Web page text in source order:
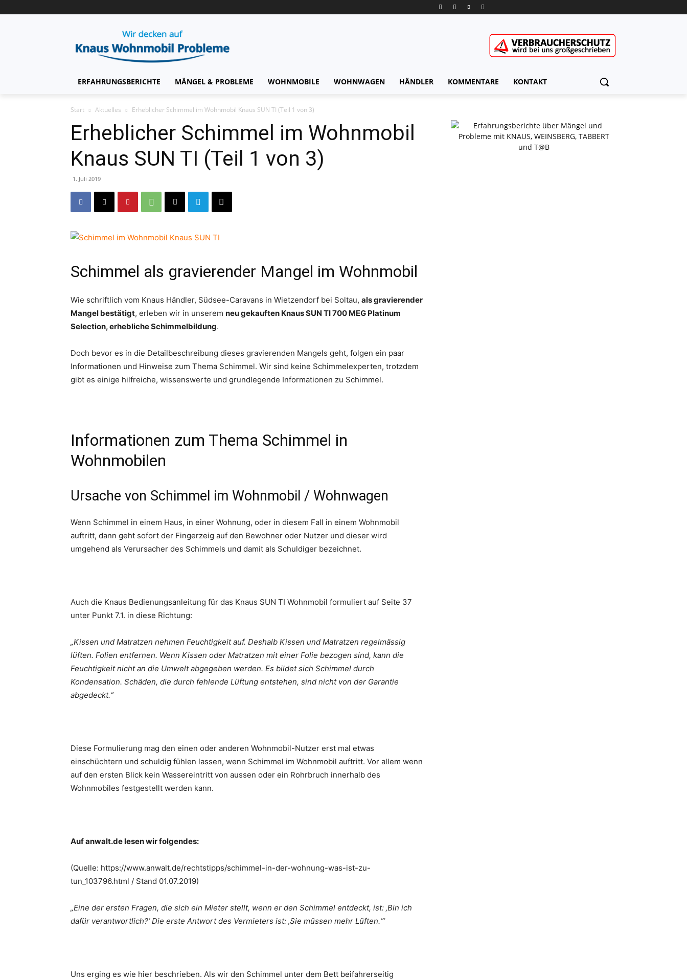
ERFAHRUNGSBERICHTE MÄNGEL & PROBLEME WOHNMOBILE WOHNWAGEN HÄNDLER KOMMENTARE KONTAKT
Start Aktuelles Erheblicher Schimmel im Wohnmobil Knaus SUN TI (Teil 1 von 3)
Erheblicher Schimmel im Wohnmobil
Knaus SUN TI (Teil 1 von 3)
1. Juli 2019
Schimmel als gravierender Mangel im Wohnmobil
Wie schriftlich vom Knaus Händler, Südsee-Caravans in Wietzendorf bei Soltau, als gravierender
Mangel bestätigt, erleben wir in unserem neu gekauften Knaus SUN TI 700 MEG Platinum
Selection, erhebliche Schimmelbildung.
Doch bevor es in die Detailbeschreibung dieses gravierenden Mangels geht, folgen ein paar
Informationen und Hinweise zum Thema Schimmel. Wir sind keine Schimmelexperten, trotzdem
gibt es einige hilfreiche, wissenswerte und grundlegende Informationen zu Schimmel.
Informationen zum Thema Schimmel in
Wohnmobilen
Ursache von Schimmel im Wohnmobil / Wohnwagen
Wenn Schimmel in einem Haus, in einer Wohnung, oder in diesem Fall in einem Wohnmobil
auftritt, dann geht sofort der Fingerzeig auf den Bewohner oder Nutzer und dieser wird
umgehend als Verursacher des Schimmels und damit als Schuldiger bezeichnet.
Auch die Knaus Bedienungsanleitung für das Knaus SUN TI Wohnmobil formuliert auf Seite 37
unter Punkt 7.1. in diese Richtung:
„Kissen und Matratzen nehmen Feuchtigkeit auf. Deshalb Kissen und Matratzen regelmässig
lüften. Folien entfernen. Wenn Kissen oder Matratzen mit einer Folie bezogen sind, kann die
Feuchtigkeit nicht an die Umwelt abgegeben werden. Es bildet sich Schimmel durch
Kondensation. Schäden, die durch fehlende Lüftung entstehen, sind nicht von der Garantie
abgedeckt.“
Diese Formulierung mag den einen oder anderen Wohnmobil-Nutzer erst mal etwas
einschüchtern und schuldig fühlen lassen, wenn Schimmel im Wohnmobil auftritt. Vor allem wenn
auf den ersten Blick kein Wassereintritt von aussen oder ein Rohrbruch innerhalb des
Wohnmobiles festgestellt werden kann.
Auf anwalt.de lesen wir folgendes:
(Quelle: https://www.anwalt.de/rechtstipps/schimmel-in-der-wohnung-was-ist-zu-
tun_103796.html / Stand 01.07.2019)
„Eine der ersten Fragen, die sich ein Mieter stellt, wenn er den Schimmel entdeckt, ist: ‚Bin ich
dafür verantwortlich?‘ Die erste Antwort des Vermieters ist: ‚Sie müssen mehr Lüften.‘“
Uns erging es wie hier beschrieben. Als wir den Schimmel unter dem Bett beifahrerseitig